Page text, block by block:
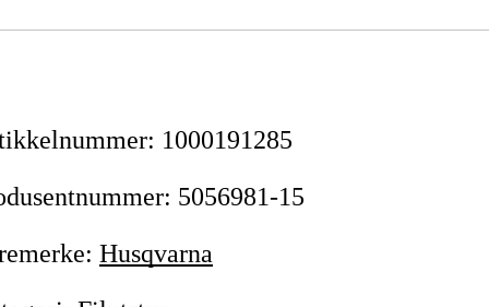
: 1000191285
: 5056981-15
: Husqvarna